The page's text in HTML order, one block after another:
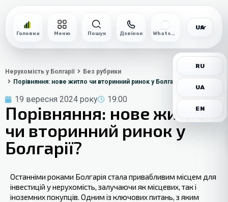
Головна Меню Пошук Дзвінок WhatsApp
UA
RU
UA
EN
Нерухомість у Болгарії
Без рубрики
Порівняння: нове житло чи вторинний ринок у Болгарії?
19 вересня 2024 року 19:00
Порівняння: нове житло
чи вторинний ринок у
Болгарії?
Останніми роками Болгарія стала привабливим місцем для
інвестицій‍ у нерухомість, залучаючи як місцевих, так і
іноземних покупців. Одним із ключових питань, з яким